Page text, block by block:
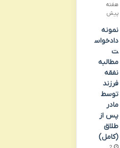
هفته
پیش
نمونه
دادخواس
ت
مطالبه
نفقه
فرزند
توسط
مادر
پس از
طلاق
(کامل)